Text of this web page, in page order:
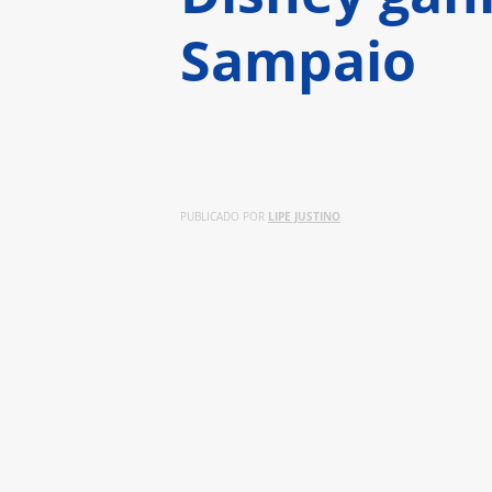
Sampaio
PUBLICADO POR LIPE JUSTINO